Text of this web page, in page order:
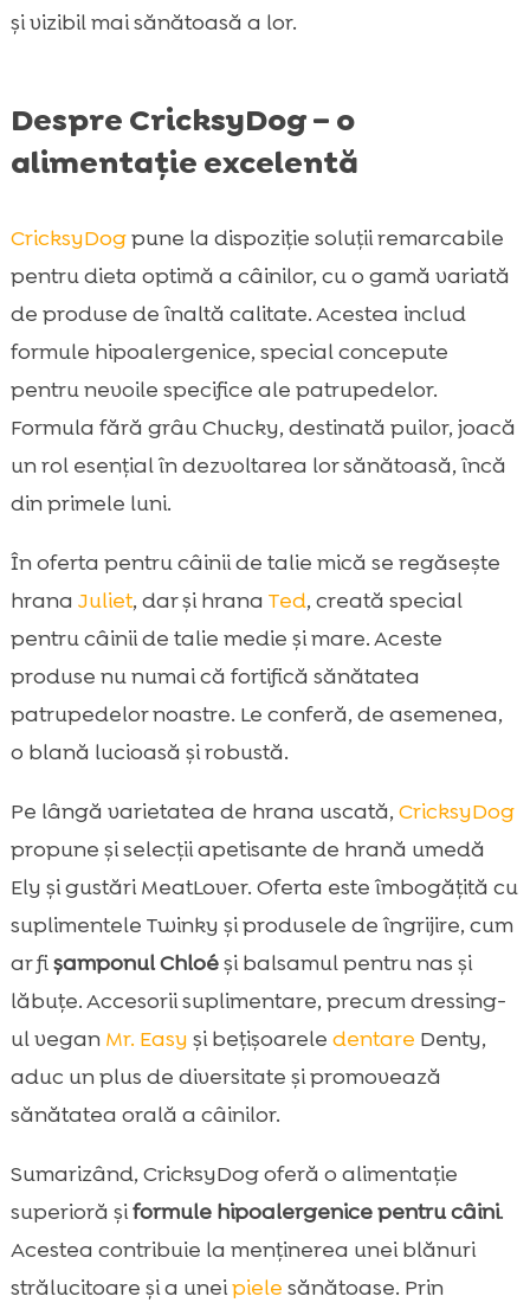
și vizibil mai sănătoasă a lor.
Despre CricksyDog – o
alimentație excelentă
CricksyDogpune la dispoziție soluții remarcabile
pentru dieta optimă a câinilor, cu o gamă variată
de produse de înaltă calitate. Acestea includ
formule hipoalergenice, special concepute
pentru nevoile specifice ale patrupedelor.
Formula fără grâu Chucky, destinată puilor, joacă
un rol esențial în dezvoltarea lor sănătoasă, încă
din primele luni.
În oferta pentru câinii de talie mică se regăsește
hrana Juliet, dar și hrana Ted, creată special
pentru câinii de talie medie și mare. Aceste
produse nu numai că fortifică sănătatea
patrupedelor noastre. Le conferă, de asemenea,
o blană lucioasă și robustă.
Pe lângă varietatea de hrana uscată, CricksyDog
propune și selecții apetisante de hrană umedă
Ely și gustări MeatLover. Oferta este îmbogățită cu
suplimentele Twinky și produsele de îngrijire, cum
ar fișamponul Chloéși balsamul pentru nas și
lăbuțe. Accesorii suplimentare, precum dressing-
ul vegan Mr. Easy și bețișoarele dentare Denty,
aduc un plus de diversitate și promovează
sănătatea orală a câinilor.
Sumarizând, CricksyDog oferă o alimentație
superioră șiformule hipoalergenice pentru câini.
Acestea contribuie la menținerea unei blănuri
strălucitoare și a uneipiele sănătoase. Prin